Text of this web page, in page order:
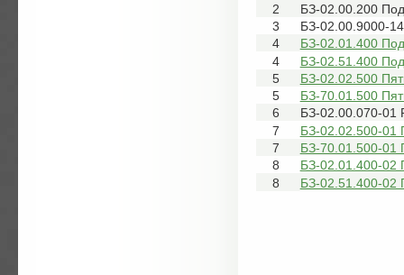
2
БЗ-02.00.200
3
БЗ-02.00.9000-
4
БЗ-02.01.400
4
БЗ-02.51.400
5
БЗ-02.02.500
5
БЗ-70.01.500
6
БЗ-02.00.070-01
7
БЗ-02.02.500-01
7
БЗ-70.01.500-
8
БЗ-02.01.400-
8
БЗ-02.51.400-02